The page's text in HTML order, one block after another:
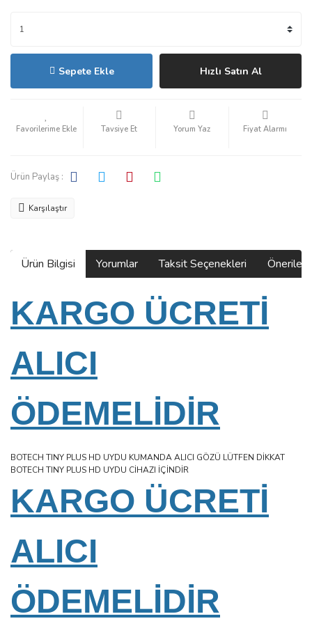
Sepete Ekle Hızlı Satın Al
Tavsiye Et Yorum Yaz Fiyat Alarmı
Ürün Paylaş :
Karşılaştır
Ürün Bilgisi Yorumlar Taksit Seçenekleri
KARGO ÜCRETİ
ALICI
ÖDEMELİDİR
BOTECH TINY PLUS HD UYDU KUMANDA ALICI GÖZÜ LÜTFEN DİKKAT
BOTECH TINY PLUS HD UYDU CİHAZI İÇİNDİR
KARGO ÜCRETİ
ALICI
ÖDEMELİDİR